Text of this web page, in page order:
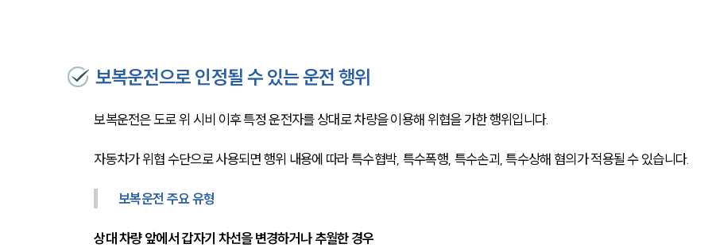
보복운전으로 인정될 수 있는 운전 행위
보복운전은 도로 위 시비 이후 특정 운전자를 상대로 차량을 이용해 위협을 가한 행위입니다.
자동차가 위협 수단으로 사용되면 행위 내용에 따라 특수협박, 특수폭행, 특수손괴, 특수상해 혐의가 적용될 수 있습니다.
보복운전 주요 유형
상대 차량 앞에서 갑자기 차선을 변경하거나 추월한 경우